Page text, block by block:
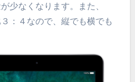
少なくなります。また、
：４なので、縦でも横でも